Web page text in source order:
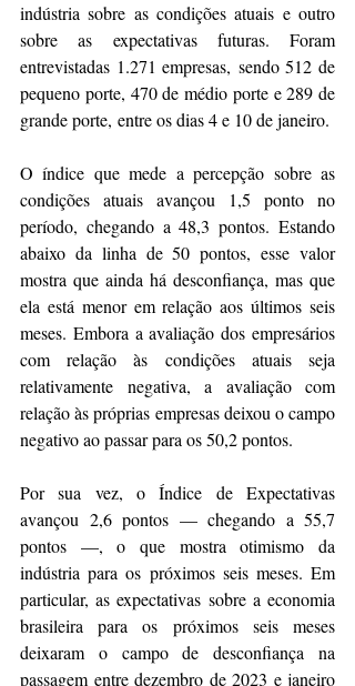
indústria sobre as condições atuais e outro
sobre as expectativas futuras. Foram
entrevistadas 1.271 empresas, sendo 512 de
pequeno porte, 470 de médio porte e 289 de
grande porte, entre os dias 4 e 10 de janeiro.
O índice que mede a percepção sobre as
condições atuais avançou 1,5 ponto no
período, chegando a 48,3 pontos. Estando
abaixo da linha de 50 pontos, esse valor
mostra que ainda há desconfiança, mas que
ela está menor em relação aos últimos seis
meses. Embora a avaliação dos empresários
com relação às condições atuais seja
relativamente negativa, a avaliação com
relação às próprias empresas deixou o campo
negativo ao passar para os 50,2 pontos.
Por sua vez, o Índice de Expectativas
avançou 2,6 pontos — chegando a 55,7
pontos —, o que mostra otimismo da
indústria para os próximos seis meses. Em
particular, as expectativas sobre a economia
brasileira para os próximos seis meses
deixaram o campo de desconfiança na
passagem entre dezembro de 2023 e janeiro